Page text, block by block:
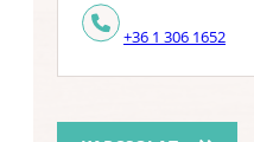
+36 1 306 1652